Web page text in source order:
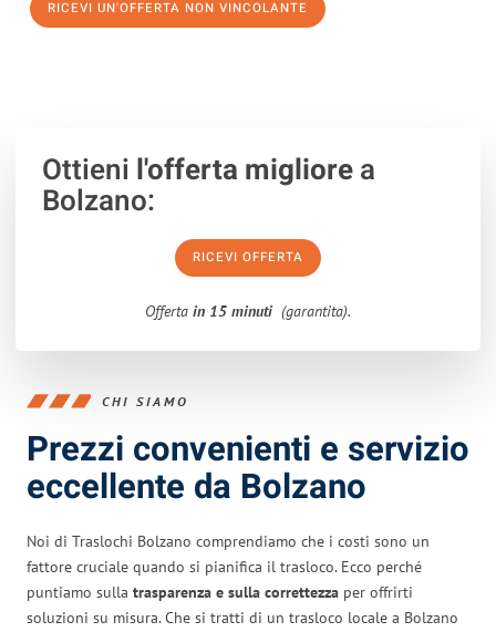
RICEVI UN'OFFERTA NON VINCOLANTE
Ottieni l'offerta migliorea
Bolzano:
RICEVI OFFERTA
Offerta in 15 minuti (garantita).
CHI SIAMO
Prezzi convenienti e servizio
eccellente da Bolzano
Noi di Traslochi Bolzano comprendiamo che i costi sono un
fattore cruciale quando si pianifica il trasloco. Ecco perché
puntiamo sulla trasparenza e sulla correttezza per offrirti
soluzioni su misura. Che si tratti di un trasloco locale a Bolzano